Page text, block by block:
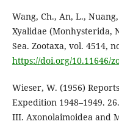
Wang, Ch., An, L.,
Xyalidae (Monhysterida,
Sea. Zootaxa, vol. 4514,
https://doi.org/10.11646/
Wieser, W. (1956)
Expedition 1948–1949.
III. Axonolaimoidea and